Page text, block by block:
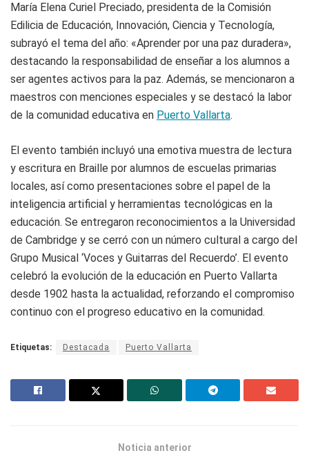
María Elena Curiel Preciado, presidenta de la Comisión
Edilicia de Educación, Innovación, Ciencia y Tecnología,
subrayó el tema del año: «Aprender por una paz duradera»,
destacando la responsabilidad de enseñar a los alumnos a
ser agentes activos para la paz. Además, se mencionaron a
maestros con menciones especiales y se destacó la labor
de la comunidad educativa en Puerto Vallarta.
El evento también incluyó una emotiva muestra de lectura
y escritura en Braille por alumnos de escuelas primarias
locales, así como presentaciones sobre el papel de la
inteligencia artificial y herramientas tecnológicas en la
educación. Se entregaron reconocimientos a la Universidad
de Cambridge y se cerró con un número cultural a cargo del
Grupo Musical ‘Voces y Guitarras del Recuerdo’. El evento
celebró la evolución de la educación en Puerto Vallarta
desde 1902 hasta la actualidad, reforzando el compromiso
continuo con el progreso educativo en la comunidad.
Etiquetas: Destacada Puerto Vallarta
Noticia anterior